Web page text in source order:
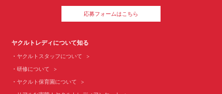
応募フォームはこちら
ヤクルトレディについて知る
ヤクルトスタッフについて
研修について
ヤクルト保育園について